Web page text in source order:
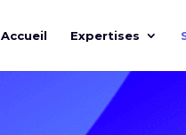
Accueil Expertises